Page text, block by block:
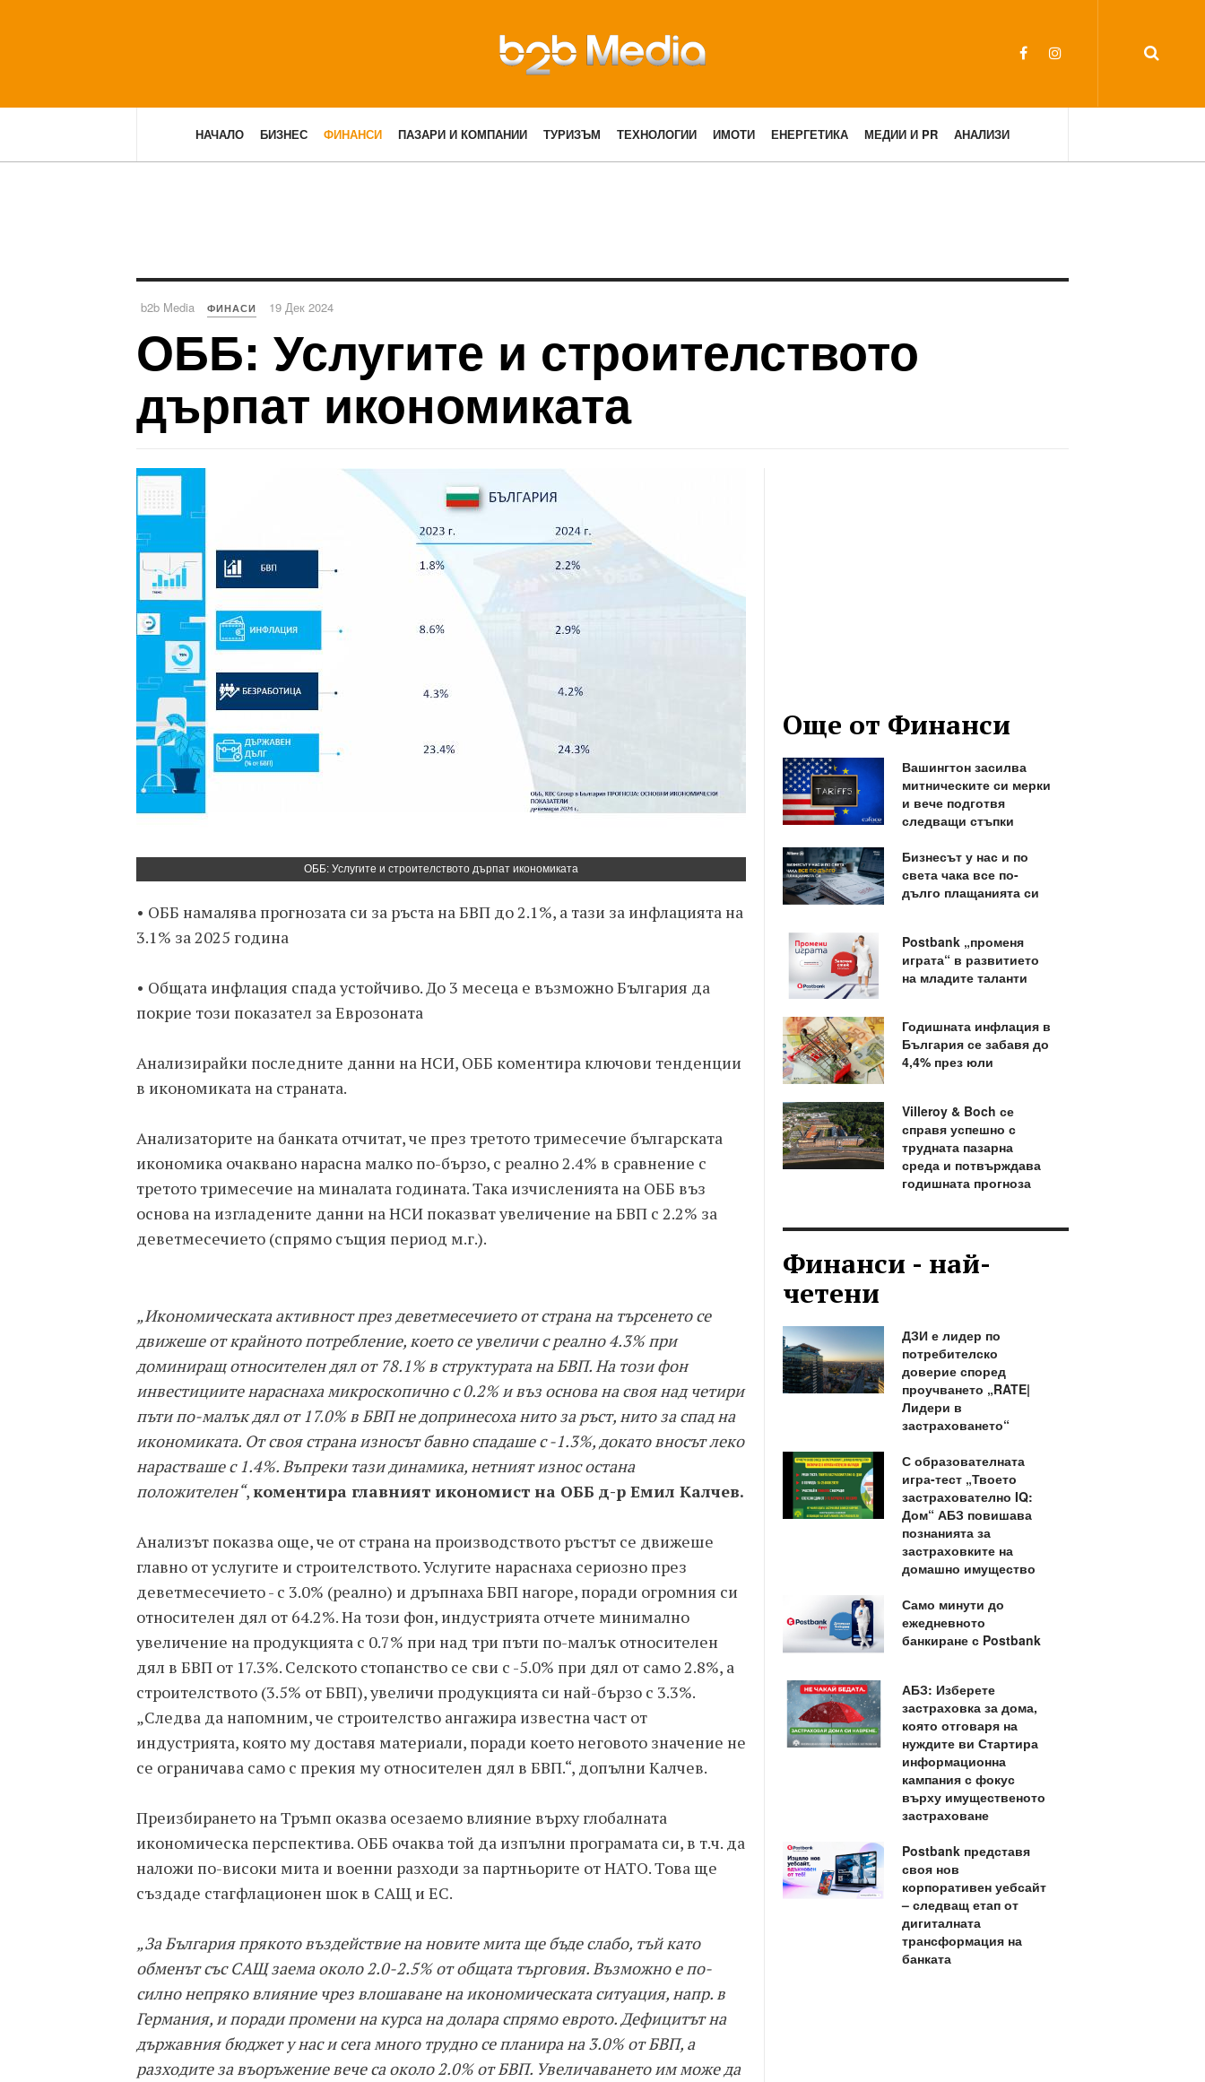
НАЧАЛО БИЗНЕС ФИНАНСИ ПАЗАРИ И КОМПАНИИ ТУРИЗЪМ ТЕХНОЛОГИИ ИМОТИ ЕНЕРГЕТИКА МЕДИИ И PR АНАЛИЗИ
b2b Media ФИНАСИ 19 Дек 2024
ОББ: Услугите и строителството
дърпат икономиката
ОББ: Услугите и строителството дърпат икономиката
• ОББ намалява прогнозата си за ръста на БВП до 2.1%, а тази за инфлацията на
3.1% за 2025 година
• Общата инфлация спада устойчиво. До 3 месеца е възможно България да
покрие този показател за Еврозоната
Анализирайки последните данни на НСИ, ОББ коментира ключови тенденции
в икономиката на страната.
Анализаторите на банката отчитат, че през третото тримесечие българската
икономика очаквано нарасна малко по-бързо, с реално 2.4% в сравнение с
третото тримесечие на миналата годината. Така изчисленията на ОББ въз
основа на изгладените данни на НСИ показват увеличение на БВП с 2.2% за
деветмесечието (спрямо същия период м.г.).
„Икономическата активност през деветмесечието от страна на търсенето се
движеше от крайното потребление, което се увеличи с реално 4.3% при
доминиращ относителен дял от 78.1% в структурата на БВП. На този фон
инвестициите нараснаха микроскопично с 0.2% и въз основа на своя над четири
пъти по-малък дял от 17.0% в БВП не допринесоха нито за ръст, нито за спад на
икономиката. От своя страна износът бавно спадаше с -1.3%, докато вносът леко
нарастваше с 1.4%. Въпреки тази динамика, нетният износ остана
положителен“,коментира главният икономист на ОББ д-р Емил Калчев.
Анализът показва още, че от страна на производството ръстът се движеше
главно от услугите и строителството. Услугите нараснаха сериозно през
деветмесечието - с 3.0% (реално) и дръпнаха БВП нагоре, поради огромния си
относителен дял от 64.2%. На този фон, индустрията отчете минимално
увеличение на продукцията с 0.7% при над три пъти по-малък относителен
дял в БВП от 17.3%. Селското стопанство се сви с -5.0% при дял от само 2.8%, а
строителството (3.5% от БВП), увеличи продукцията си най-бързо с 3.3%.
„Следва да напомним, че строителство ангажира известна част от
индустрията, която му доставя материали, поради което неговото значение не
се ограничава само с прекия му относителен дял в БВП.“, допълни Калчев.
Преизбирането на Тръмп оказва осезаемо влияние върху глобалната
икономическа перспектива. ОББ очаква той да изпълни програмата си, в т.ч. да
наложи по-високи мита и военни разходи за партньорите от НАТО. Това ще
създаде стагфлационен шок в САЩ и ЕС.
„За България прякото въздействие на новите мита ще бъде слабо, тъй като
обменът със САЩ заема около 2.0-2.5% от общата търговия. Възможно е по-
силно непряко влияние чрез влошаване на икономическата ситуация, напр. в
Германия, и поради промени на курса на долара спрямо еврото. Дефицитът на
държавния бюджет у нас и сега много трудно се планира на 3.0% от БВП, а
разходите за въоръжение вече са около 2.0% от БВП. Увеличаването им може да
Още от Финанси
Вашингтон засилва
митническите си мерки
и вече подготвя
следващи стъпки
Бизнесът у нас и по
света чака все по-
дълго плащанията си
Postbank „променя
играта“ в развитието
на младите таланти
Годишната инфлация в
България се забавя до
4,4% през юли
Villeroy & Boch се
справя успешно с
трудната пазарна
среда и потвърждава
годишната прогноза
Финанси - най-
четени
ДЗИ е лидер по
потребителско
доверие според
проучването „RATE|
Лидери в
застраховането“
С образователната
игра-тест „Твоето
застрахователно IQ:
Дом“ АБЗ повишава
познанията за
застраховките на
домашно имущество
Само минути до
ежедневното
банкиране с Postbank
АБЗ: Изберете
застраховка за дома,
която отговаря на
нуждите ви Стартира
информационна
кампания с фокус
върху имущественото
застраховане
Postbank представя
своя нов
корпоративен уебсайт
– следващ етап от
дигиталната
трансформация на
банката